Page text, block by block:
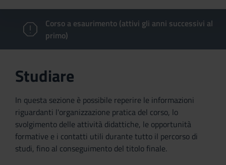
Corso a esaurimento (attivi gli anni successivi al
primo)
Studiare
In questa sezione è possibile reperire le informazioni
riguardanti l'organizzazione pratica del corso, lo
svolgimento delle attività didattiche, le opportunità
formative e i contatti utili durante tutto il percorso di
studi, fino al conseguimento del titolo finale.